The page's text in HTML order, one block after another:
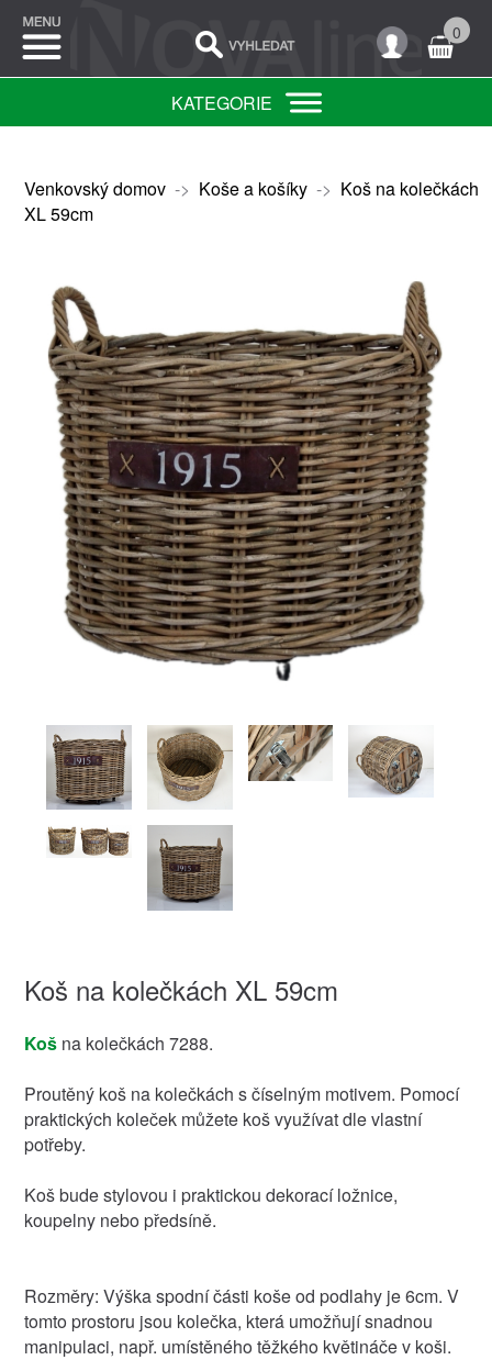
0
KATEGORIE
Venkovský domov-> Koše a košíky-> Koš na kolečkách
XL 59cm
Koš na kolečkách XL 59cm
Košna kolečkách 7288.
Proutěný koš na kolečkách s číselným motivem. Pomocí
praktických koleček můžete koš využívat dle vlastní
potřeby.
Koš bude stylovou i praktickou dekorací ložnice,
koupelny nebo předsíně.
Rozměry: Výška spodní části koše od podlahy je 6cm. V
tomto prostoru jsou kolečka, která umožňují snadnou
manipulaci, např. umístěného těžkého květináče v koši.